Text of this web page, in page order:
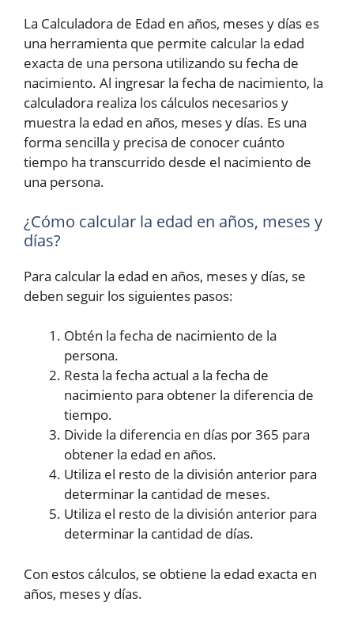
La Calculadora de Edad en años, meses y días es
una herramienta que permite calcular la edad
exacta de una persona utilizando su fecha de
nacimiento. Al ingresar la fecha de nacimiento, la
calculadora realiza los cálculos necesarios y
muestra la edad en años, meses y días. Es una
forma sencilla y precisa de conocer cuánto
tiempo ha transcurrido desde el nacimiento de
una persona.
¿Cómo calcular la edad en años, meses y
días?
Para calcular la edad en años, meses y días, se
deben seguir los siguientes pasos:
Obtén la fecha de nacimiento de la
persona.
Resta la fecha actual a la fecha de
nacimiento para obtener la diferencia de
tiempo.
Divide la diferencia en días por 365 para
obtener la edad en años.
Utiliza el resto de la división anterior para
determinar la cantidad de meses.
Utiliza el resto de la división anterior para
determinar la cantidad de días.
Con estos cálculos, se obtiene la edad exacta en
años, meses y días.